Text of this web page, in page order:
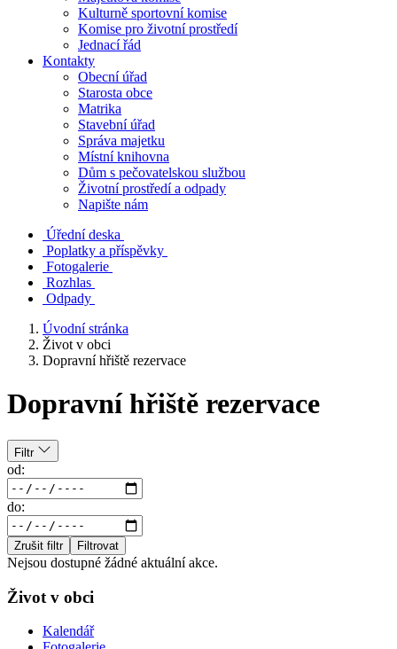
Kulturně sportovní komise
Komise pro životní prostředí
Jednací řád
Kontakty
Obecní úřad
Starosta obce
Matrika
Stavební úřad
Správa majetku
Místní knihovna
Dům s pečovatelskou službou
Životní prostředí a odpady
Napište nám
Úřední deska
Poplatky a příspěvky
Fotogalerie
Rozhlas
Odpady
Úvodní stránka
Život v obci
Dopravní hřiště rezervace
Dopravní hřiště rezervace
Filtr
od:
do:
Zrušit filtr Filtrovat
Nejsou dostupné žádné aktuální akce.
Život v obci
Kalendář